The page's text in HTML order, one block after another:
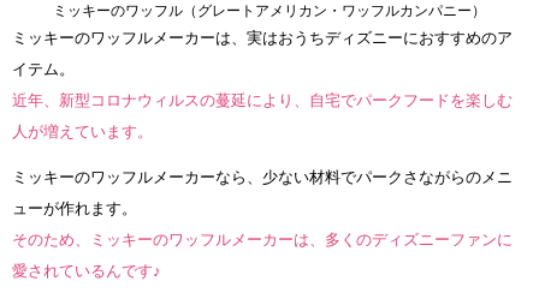
ミッキーのワッフル（グレートアメリカン・ワッフルカンパニー）
ミッキーのワッフルメーカーは、実はおうちディズニーにおすすめのア
イテム。
近年、新型コロナウィルスの蔓延により、自宅でパークフードを楽しむ
人が増えています。
ミッキーのワッフルメーカーなら、少ない材料でパークさながらのメニ
ューが作れます。
そのため、ミッキーのワッフルメーカーは、多くのディズニーファンに
愛されているんです♪